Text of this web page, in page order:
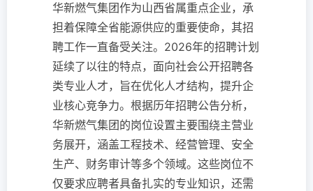
华新燃气集团作为山西省属重点企业，承
担着保障全省能源供应的重要使命，其招
聘工作一直备受关注。2026年的招聘计划
延续了以往的特点，面向社会公开招聘各
类专业人才，旨在优化人才结构，提升企
业核心竞争力。根据历年招聘公告分析，
华新燃气集团的岗位设置主要围绕主营业
务展开，涵盖工程技术、经营管理、安全
生产、财务审计等多个领域。这些岗位不
仅要求应聘者具备扎实的专业知识，还需